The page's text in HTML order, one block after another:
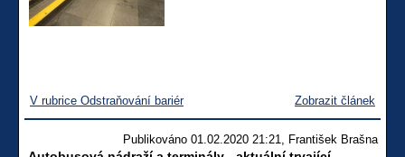
V rubrice Odstraňování bariér Zobrazit článek
Publikováno 01.02.2020 21:21, František Brašna